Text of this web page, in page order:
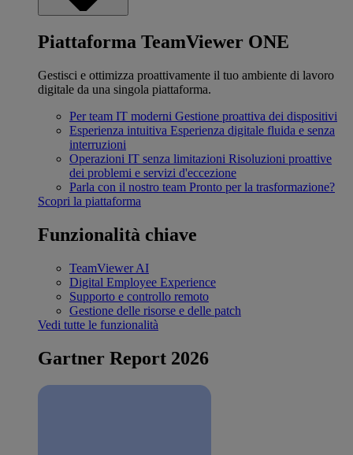
Piattaforma TeamViewer ONE
Gestisci e ottimizza proattivamente il tuo ambiente di lavoro
digitale da una singola piattaforma.
Per team IT moderni Gestione proattiva dei dispositivi
Esperienza intuitiva Esperienza digitale fluida e senza
interruzioni
Operazioni IT senza limitazioni Risoluzioni proattive
dei problemi e servizi d'eccezione
Parla con il nostro team Pronto per la trasformazione?
Scopri la piattaforma
Funzionalità chiave
TeamViewer AI
Digital Employee Experience
Supporto e controllo remoto
Gestione delle risorse e delle patch
Vedi tutte le funzionalità
Gartner Report 2026